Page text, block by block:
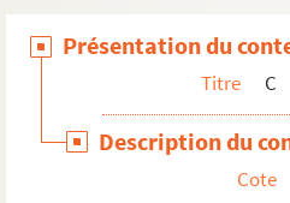
Présentation du
Titre C
Description du
Cote